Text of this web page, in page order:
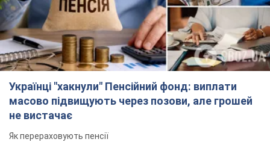
Українці "хакнули" Пенсійний фонд: виплати
масово підвищують через позови, але грошей
не вистачає
Як перераховують пенсії